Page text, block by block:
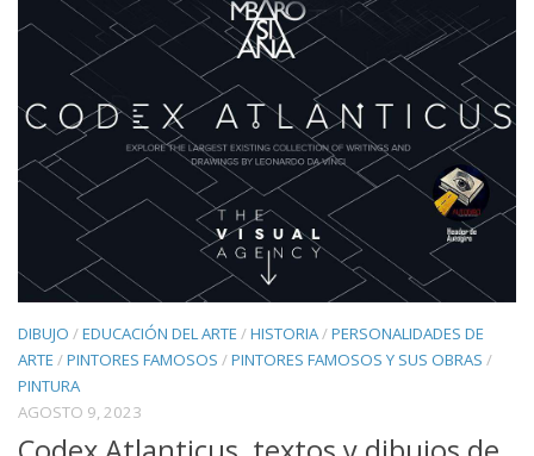
DIBUJO /EDUCACIÓN DEL ARTE /HISTORIA/PERSONALIDADES DE
ARTE /PINTORES FAMOSOS /PINTORES FAMOSOS Y SUS OBRAS /
PINTURA
AGOSTO 9, 2023